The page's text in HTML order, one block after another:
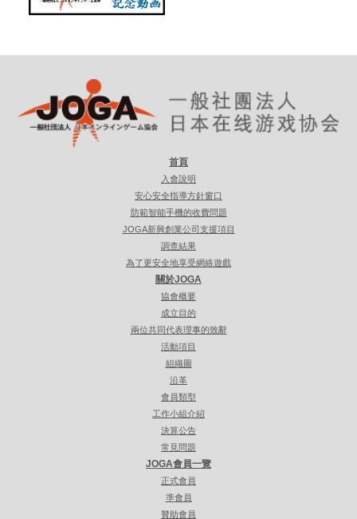
首頁
入會說明
安心安全指導方針窗口
防範智能手機的收費問題
JOGA新興創業公司支援項目
調查結果
為了更安全地享受網絡遊戲
關於JOGA
協會概要
成立目的
兩位共同代表理事的致辭
活動項目
組織圖
沿革
會員類型
工作小組介紹
決算公告
常見問題
JOGA會員一覽
正式會員
準會員
贊助會員